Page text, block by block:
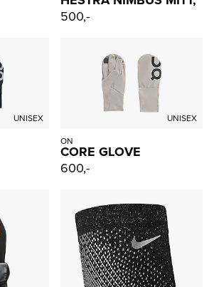
500,-
UNISEX
UNISEX
ON
CORE GLOVE
600,-